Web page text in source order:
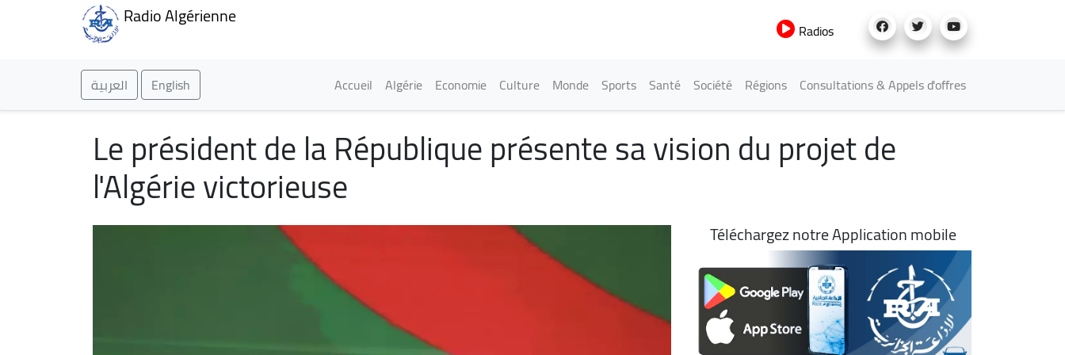
Radio Algérienne
Radios
العربية English Main navigation
Accueil Algérie Economie Culture Monde Sports Santé Société Régions Consultations & Appels d'offres
Le président de la République présente sa vision du projet de
l'Algérie victorieuse
Téléchargez notre Application mobile